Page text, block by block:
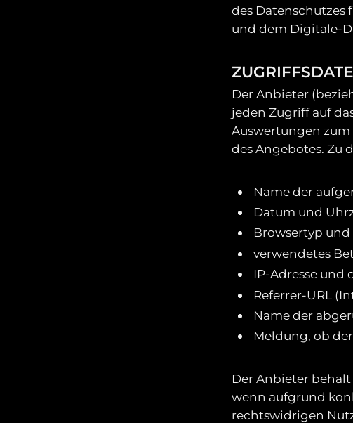
des Datenschutzes
und dem Digitale-
Der Anbieter
jeden Zugriff auf
Auswertungen
des Angebotes. Zu
Name der
Datum und
Browsertyp und
verwendetes
IP-Adresse und
Referrer-URL
Name der
Meldung, ob
Der Anbieter
wenn aufgrund
rechtswidrigen